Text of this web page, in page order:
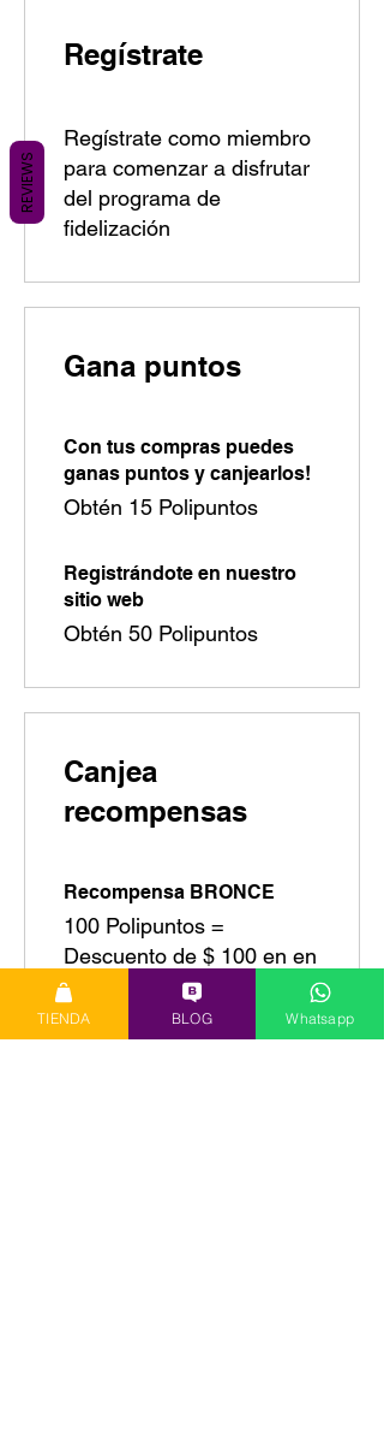
Regístrate
Regístrate como miembro
para comenzar a disfrutar
del programa de
fidelización
Gana puntos
Con tus compras puedes
ganas puntos y canjearlos!
Obtén 15 Polipuntos
Registrándote en nuestro
sitio web
Obtén 50 Polipuntos
Canjea
recompensas
Recompensa BRONCE
100 Polipuntos =
Descuento de $ 100 en en
todos los productos de la
tienda
TIENDA BLOG Whatsapp
REVIEWS